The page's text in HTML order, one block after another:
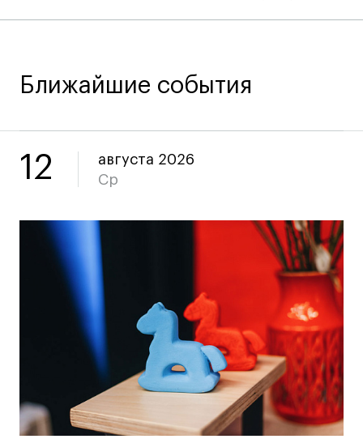
Ближайшие события
12
августа 2026
Ср